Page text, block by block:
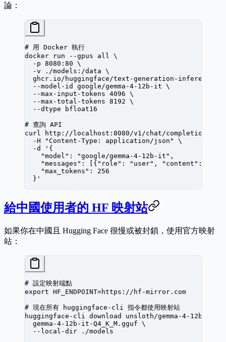
論：
# 用 Docker 執行
docker run --gpus all
\
  -p
8080:80 \
  -v
./models:/data \
ghcr.io/huggingface/text-generation-
  --model-id
google/gemma-4-12b-it \
  --max-input-tokens
4096 \
  --max-total-tokens
8192 \
  --dtype
bfloat16
# 查詢 API
curl
http://localhost:8080/v1/chat/completions
  -H
"Content-Type: application/json"
\
  -d
'{
    "model": "google/gemma-4-12b-it",
"messages": [{"role": "user", "content":
    "max_tokens": 256
  }'
給中國使用者的 HF 映射站
如果你在中國且 Hugging Face 很慢或被封鎖，使用官方映射
站：
# 設定映射端點
export HF_ENDPOINT=https://hf-mirror.com
# 現在所有 huggingface-cli 指令都使用映射站
huggingface-cli
download
unsloth/gemma-4-12b-it-
  gemma-4-12b-it-Q4_K_M.gguf
\
  --local-dir
./models